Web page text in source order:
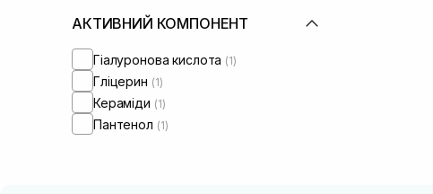
АКТИВНИЙ КОМПОНЕНТ
Гіалуронова кислота (1)
Гліцерин (1)
Кераміди (1)
Пантенол (1)